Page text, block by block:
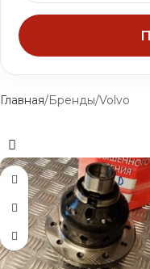
Главная Бренды Volvo